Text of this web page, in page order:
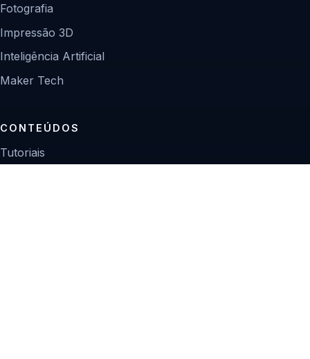
Fotografia
Impressão 3D
Inteligência Artificial
Maker Tech
CONTEÚDOS
Tutoriais